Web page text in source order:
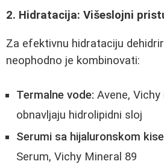
2. Hidratacija: Višeslojni
Za efektivnu hidrataciju
neophodno je kombinovati:
Termalne vode: Avene, Vichy
obnavljaju hidrolipidni sloj
Serumi sa hijaluronskom
Serum, Vichy Mineral 89